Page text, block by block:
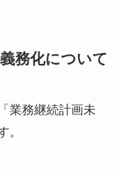
務化について
業務継続計画未
。